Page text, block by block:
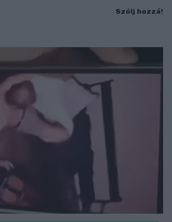
Szólj hozzá!